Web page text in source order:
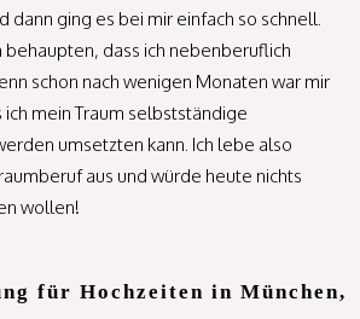
dann ging es bei mir einfach so schnell.
behaupten, dass ich nebenberuflich
schon nach wenigen Monaten war mir
mein Traum selbstständige
umsetzten kann. Ich lebe also
aus und würde heute nichts
wollen!
für Hochzeiten in München,